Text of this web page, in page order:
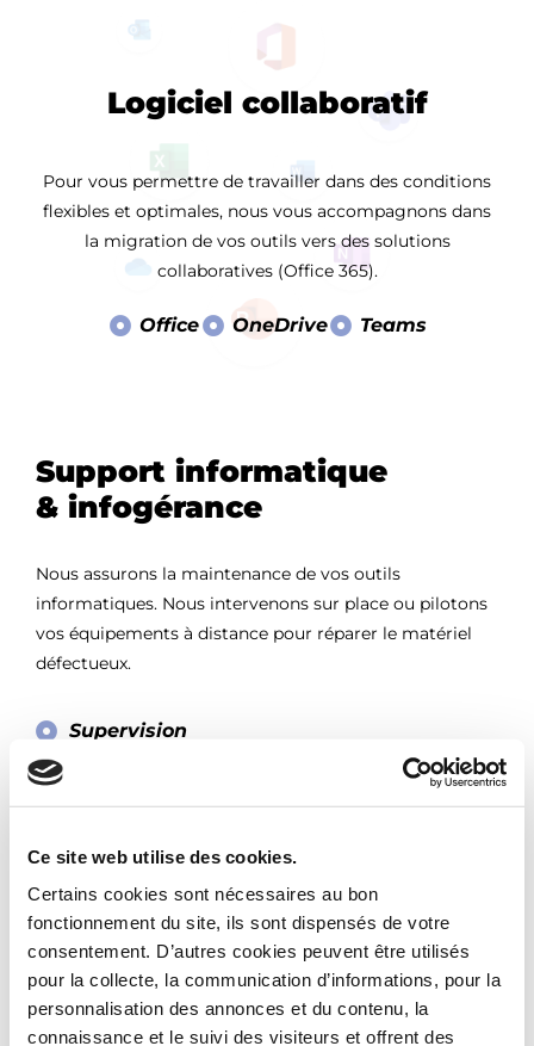
Ce site web utilise des cookies.
Certains cookies sont nécessaires au bon
fonctionnement du site, ils sont dispensés de votre
consentement. D’autres cookies peuvent être utilisés
pour la collecte, la communication d’informations, pour la
personnalisation des annonces et du contenu, la
connaissance et le suivi des visiteurs et offrent des
Notre agence
Nos métiers
Logiciel collaboratif
Pour vous permettre de travailler dans des conditions
flexibles et optimales, nous vous accompagnons dans
la migration de vos outils vers des solutions
collaboratives (Office 365).
Office OneDrive Teams
Support informatique
& infogérance
Nous assurons la maintenance de vos outils
informatiques. Nous intervenons sur place ou pilotons
vos équipements à distance pour réparer le matériel
défectueux.
Supervision
Support
Sauvegarde et protection